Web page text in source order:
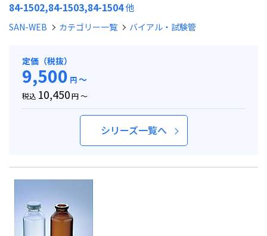
84-1502,84-1503,84-1504他
SAN-WEB カテゴリー一覧 バイアル・試験管
定価（税抜）
9,500 円～
税込 10,450円 ～
シリーズ一覧へ